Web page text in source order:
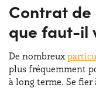
Notre histoire
Travailler avec
NOS
Contrat
que faut-il
De nombreux
plus fréquemment
à long terme. Se